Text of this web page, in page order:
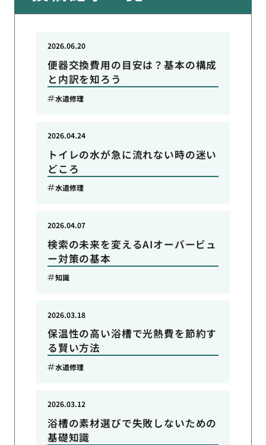
便器交換費用の目安は？基本の構成
と内訳を知ろう
2026.06.20
水道修理
トイレの水が急に流れない時の迷い
どころ
2026.04.24
水道修理
検索の未来を変えるAIオーバービュ
ー対策の基本
2026.04.07
知識
保温性の高い浴槽で光熱費を節約す
る賢い方法
2026.03.18
水道修理
浴槽の素材選びで失敗しないための
基礎知識
2026.03.12